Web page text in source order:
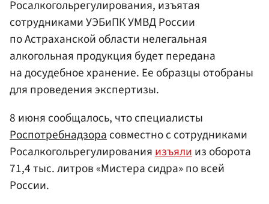
Росалкогольрегулирования, изъятая
сотрудниками УЭБиПК УМВД России
по Астраханской области нелегальная
алкогольная продукция будет передана
на досудебное хранение. Ее образцы отобраны
для проведения экспертизы.
8 июня сообщалось, что специалисты
Роспотребнадзорасовместно с сотрудниками
Росалкогольрегулированияизъялииз оборота
71,4 тыс. литров «Мистера сидра» по всей
России.